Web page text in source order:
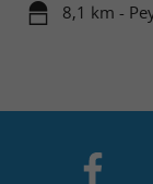
8,1 km -